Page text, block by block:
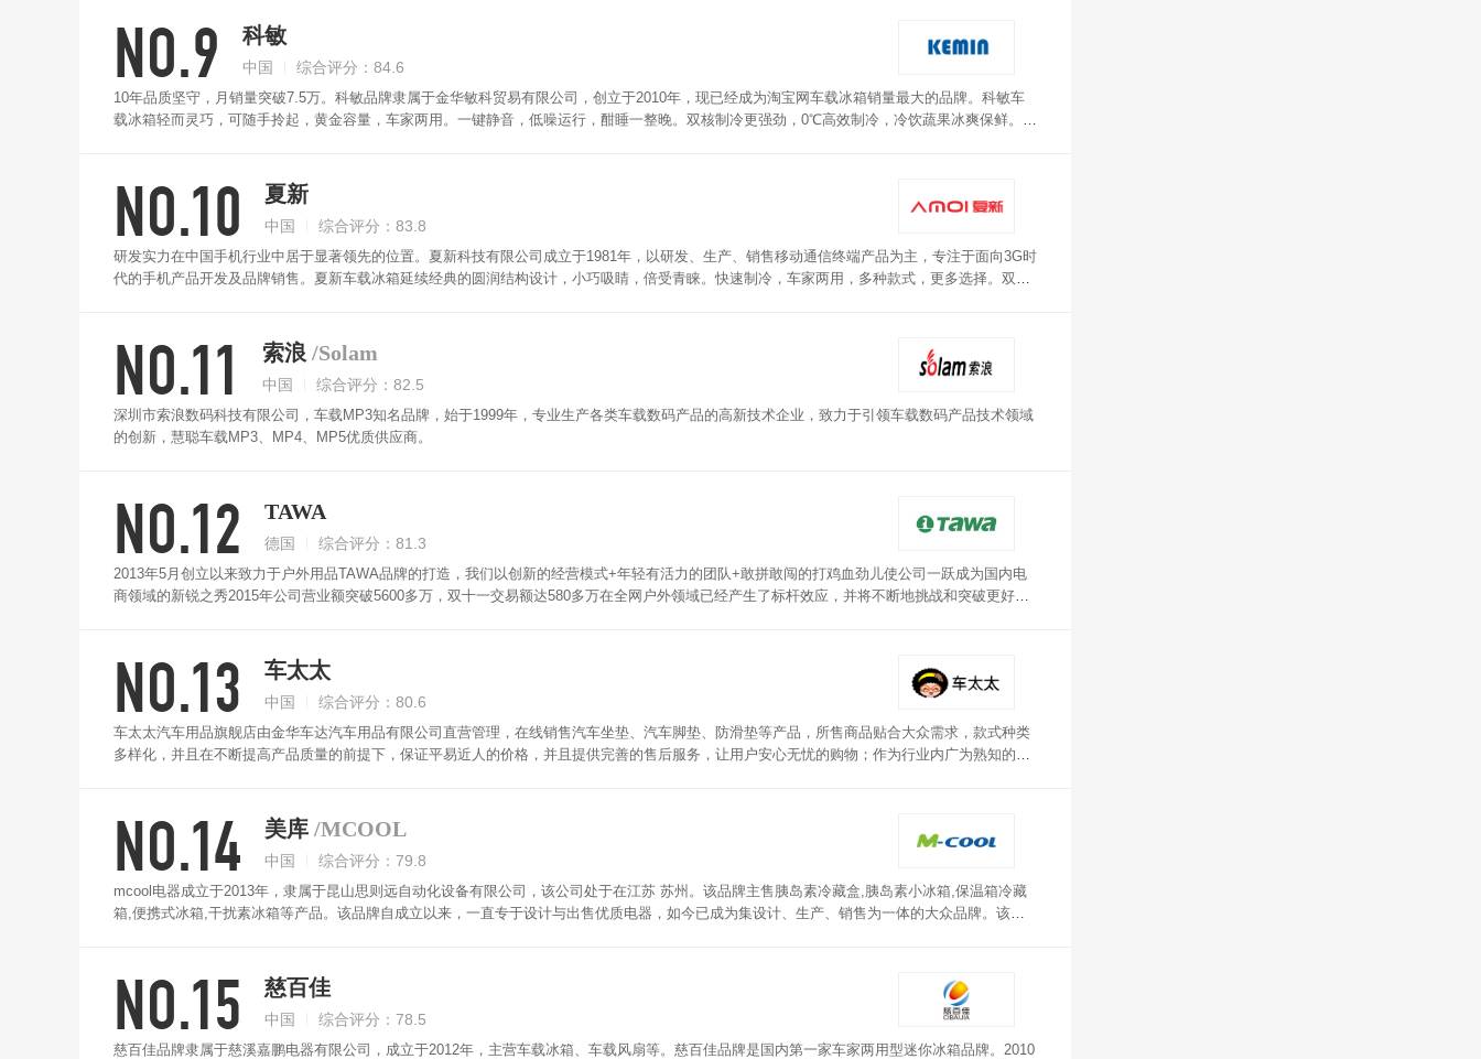
NO.9 科敏
中国 综合评分：84.6
10年品质坚守，月销量突破7.5万。科敏品牌隶属于金华敏科贸易有限公司，创立于2010年，现已经成为淘宝网车载冰箱销量最大的品牌。科敏车
载冰箱轻而灵巧，可随手拎起，黄金容量，车家两用。一键静音，低噪运行，酣睡一整晚。双核制冷更强劲，0℃高效制冷，冷饮蔬果冰爽保鲜。
NO.10 夏新
中国 综合评分：83.8
研发实力在中国手机行业中居于显著领先的位置。夏新科技有限公司成立于1981年，以研发、生产、销售移动通信终端产品为主，专注于面向3G时
代的手机产品开发及品牌销售。夏新车载冰箱延续经典的圆润结构设计，小巧吸睛，倍受青睐。快速制冷，车家两用，多种款式，更多选择。双核
NO.11 索浪 /Solam
中国 综合评分：82.5
深圳市索浪数码科技有限公司，车载MP3知名品牌，始于1999年，专业生产各类车载数码产品的高新技术企业，致力于引领车载数码产品技术领域
的创新，慧聪车载MP3、MP4、MP5优质供应商。
NO.12 TAWA
德国 综合评分：81.3
2013年5月创立以来致力于户外用品TAWA品牌的打造，我们以创新的经营模式+年轻有活力的团队+敢拼敢闯的打鸡血劲儿使公司一跃成为国内电
商领域的新锐之秀2015年公司营业额突破5600多万，双十一交易额达580多万在全网户外领域已经产生了标杆效应，并将不断地挑战和突破更好的
NO.13 车太太
中国 综合评分：80.6
车太太汽车用品旗舰店由金华车达汽车用品有限公司直营管理，在线销售汽车坐垫、汽车脚垫、防滑垫等产品，所售商品贴合大众需求，款式种类
多样化，并且在不断提高产品质量的前提下，保证平易近人的价格，并且提供完善的售后服务，让用户安心无忧的购物；作为行业内广为熟知的品
NO.14 美库 /MCOOL
中国 综合评分：79.8
mcool电器成立于2013年，隶属于昆山思则远自动化设备有限公司，该公司处于在江苏 苏州。该品牌主售胰岛素冷藏盒,胰岛素小冰箱,保温箱冷藏
箱,便携式冰箱,干扰素冰箱等产品。该品牌自成立以来，一直专于设计与出售优质电器，如今已成为集设计、生产、销售为一体的大众品牌。该品
NO.15 慈百佳
中国 综合评分：78.5
慈百佳品牌隶属于慈溪嘉鹏电器有限公司，成立于2012年，主营车载冰箱、车载风扇等。慈百佳品牌是国内第一家车家两用型迷你冰箱品牌。2010